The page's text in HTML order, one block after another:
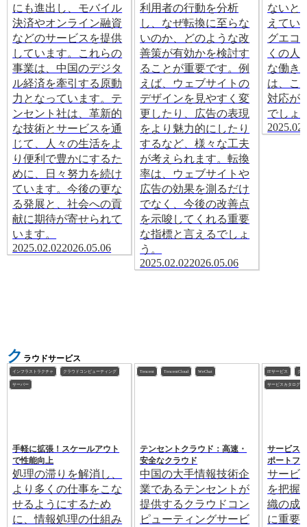
にも進出し、モバイル
決済やオンライン融資
などのサービスを提供
しています。これらの
事業は、中国のデジタ
ル経済を牽引する原動
力となっています。テ
ンセント社は、革新的
な技術とサービスを通
じて、人々の生活をよ
り便利で豊かにするた
めに、日々努力を続け
ています。今後の更な
る発展と、社会への貢
献に期待が寄せられて
います。
2025.02.022026.05.06
利用者の行動を分析
し、なぜ転換に至らな
いのか、どのような改
善策が有効かを検討す
ることが重要です。例
えば、ウェブサイトの
デザインを見やすく変
更したり、広告の表現
をより魅力的にしたり
するなど、様々な工夫
が考えられます。転換
率は、ウェブサイトや
広告の効果を測るだけ
でなく、今後の改善点
を示唆してくれる重要
な指標と言えるでしょ
う。
2025.02.022026.05.06
ないと
えてい
グエコ
くの人
な働き
は、こ
対応が
でしょ
ク ラウドサービス
インフラストラクチャ クラウドコンピューティング
サーバー
手軽に拡張！スケールアウト
で性能向上
処理の滞りを解消し、
より多くの仕事をこな
せるようにするため
に、情報処理の仕組み
Tencent TencentCloud WeChat
テンセントクラウド：高速・
安全なクラウド
中国の大手情報技術企
業であるテンセントが
提供するクラウドコン
ピューティングサービ
ITサービス クラ
サービスカタログ
サービス
ポートフ
サービ
を把握
織の成
に重要